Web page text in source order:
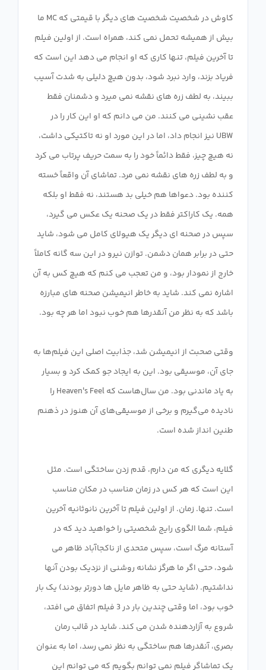
کاوش در شخصیت شخصیت های دیگر با قیمتی که MC ما
بیش از همیشه تحمل نمی کند، همراه است. از اولین فیلم
تا آخرین فیلم، تنها کاری که او انجام می دهد این است که
فریاد بزند، وارد نبرد شود، بدون هیچ دلیلی به شدت آسیب
ببیند، به لطف زره های نقشه نمی میرد و دشمنان فقط
عقب نشینی می کنند. من می دانم که او این کار را در
UBW نیز انجام داد، اما در این مورد او نه تاکتیکی داشت،
نه هیچ چیز، فقط دائماً خود را به سمت حریف پرتاب می کرد
و به لطف زره های نقشه نمی مرد. تماشای آن واقعاً خسته
کننده بود. دعواها هم خیلی بد هستند، نه فقط او بلکه
همه. یک کاراکتر فقط در یک صحنه یک عکس می گیرد،
سپس در صحنه ای دیگر یک هیولای کامل می شود، شاید
حتی در برابر همان دشمن. توازن نیرو در این سه گانه کاملاً
خارج از نمودار بود، و من تعجب می کنم که هیچ کس به آن
اشاره نمی کند. شاید به خاطر انیمیشن صحنه های مبارزه
وقتی صحبت از انیمیشن شد، جذابیت اصلی این فیلم‌ها به
جای آن، موسیقی بود. این به ایجاد جو کمک کرد و بسیار
به یاد ماندنی بود. من سال‌هاست که Heaven's Feel را
نادیده می‌گیرم و برخی از موسیقی‌های آن هنوز در ذهنم
گلایه دیگری که من دارم، قدم زدن ساختگی است. مثل
این است که هر کس در زمان مناسب در مکان مناسب
است. تنها. زمان. از اولین فیلم تا آخرین نانوثانیه آخرین
فیلم، شما الگوی رایج شخصیتی را خواهید دید که در
آستانه مرگ است، سپس متحدی از ناکجاآباد ظاهر می
شود، حتی اگر ما هرگز نشانه روشنی از نزدیک بودن آنها
نداشتیم. (شاید حتی به ظاهر مایل ها دورتر بودند) یک بار
خوب بود، اما وقتی چندین بار در 3 فیلم اتفاق می افتد،
شروع به آزاردهنده شدن می کند. شاید در قالب رمان
بصری، آنقدرها هم ساختگی به نظر نمی رسد، اما به عنوان
یک تماشاگر فیلم نمی توانم بگویم که می توانم این